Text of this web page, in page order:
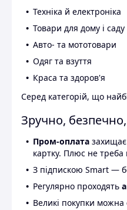
Техніка й електроніка
Товари для дому і саду
Авто- та мототовари
Одяг та взуття
Краса та здоров'я
Серед категорій, що
Зручно,
Пром-оплата
картку. Плюс не треба
З підпискою Smart —
Регулярно проходять
Великі покупки можна